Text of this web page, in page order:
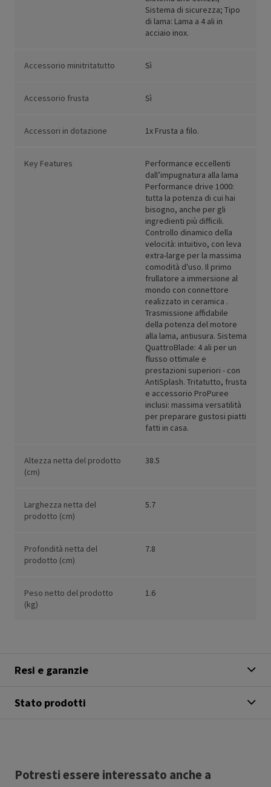
Sistema di sicurezza; Tipo
di lama: Lama a 4 ali in
acciaio inox.
Accessorio minitritatutto Sì
Accessorio frusta Sì
Accessori in dotazione 1x Frusta a filo.
Key Features
Performance eccellenti
dall’impugnatura alla lama
Performance drive 1000:
tutta la potenza di cui hai
bisogno, anche per gli
ingredienti più difficili.
Controllo dinamico della
velocità: intuitivo, con leva
extra-large per la massima
comodità d'uso. Il primo
frullatore a immersione al
mondo con connettore
realizzato in ceramica .
Trasmissione affidabile
della potenza del motore
alla lama, antiusura. Sistema
QuattroBlade: 4 ali per un
flusso ottimale e
prestazioni superiori - con
AntiSplash. Tritatutto, frusta
e accessorio ProPuree
inclusi: massima versatilità
per preparare gustosi piatti
fatti in casa.
Altezza netta del prodotto
(cm)
38.5
Larghezza netta del
prodotto (cm)
5.7
Profondità netta del
prodotto (cm)
7.8
Peso netto del prodotto
(kg)
1.6
Resi e garanzie
Stato prodotti
Potresti essere interessato anche a